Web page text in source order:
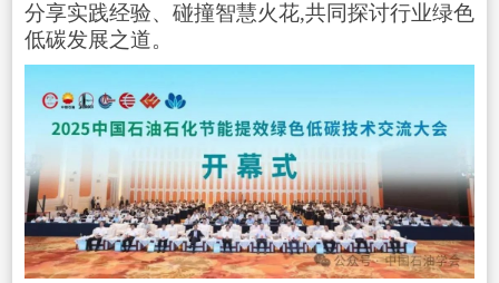
分享实践经验、碰撞智慧火花,共同探讨行业绿色
低碳发展之道。